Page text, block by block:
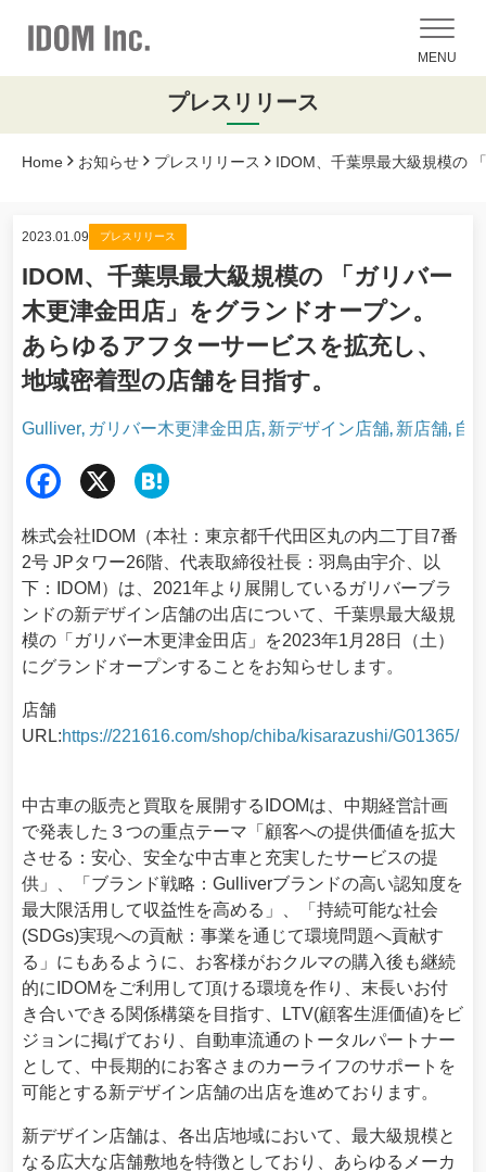
MENU
プレスリリース
Home お知らせ プレスリリース IDOM、千葉県最大級規模の
2023.01.09 プレスリリース
IDOM、千葉県最大級規模の 「ガリバー
木更津金田店」をグランドオープン。
あらゆるアフターサービスを拡充し、
地域密着型の店舗を目指す。
Gulliver, ガリバー木更津金田店, 新デザイン店舗, 新店舗, 自
Fac
ok
株式会社IDOM（本社：東京都千代田区丸の内二丁目7番
2号 JPタワー26階、代表取締役社長：羽鳥由宇介、以
下：IDOM）は、2021年より展開しているガリバーブラ
ンドの新デザイン店舗の出店について、千葉県最大級規
模の「ガリバー木更津金田店」を2023年1月28日（土）
にグランドオープンすることをお知らせします。
店舗
URL:https://221616.com/shop/chiba/kisarazushi/G01365/
中古車の販売と買取を展開するIDOMは、中期経営計画
で発表した３つの重点テーマ「顧客への提供価値を拡大
させる：安心、安全な中古車と充実したサービスの提
供」、「ブランド戦略：Gulliverブランドの高い認知度を
最大限活用して収益性を高める」、「持続可能な社会
(SDGs)実現への貢献：事業を通じて環境問題へ貢献す
る」にもあるように、お客様がおクルマの購入後も継続
的にIDOMをご利用して頂ける環境を作り、末長いお付
き合いできる関係構築を目指す、LTV(顧客生涯価値)をビ
ジョンに掲げており、自動車流通のトータルパートナー
として、中長期的にお客さまのカーライフのサポートを
可能とする新デザイン店舗の出店を進めております。
新デザイン店舗は、各出店地域において、最大級規模と
なる広大な店舗敷地を特徴としており、あらゆるメーカ